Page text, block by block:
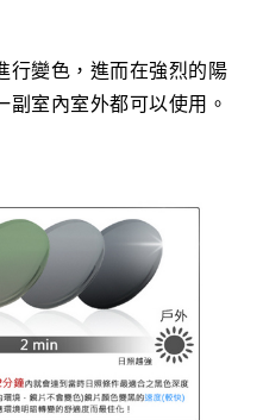
行變色，進而在強烈的陽
室內室外都可以使用。